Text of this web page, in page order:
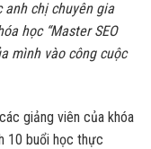
anh chị chuyên gia
học “Master SEO
mình vào công cuộc
giảng viên của khóa
10 buổi học thực